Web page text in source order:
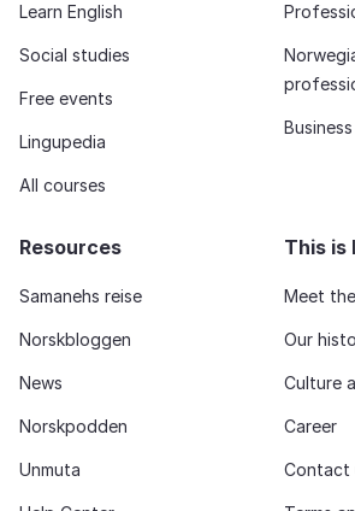
Learn English
Social studies
Free events
Lingupedia
All courses
Resources
Samanehs reise
Norskbloggen
News
Norskpodden
Unmuta
This is
Meet
Our
Culture
Career
Contact